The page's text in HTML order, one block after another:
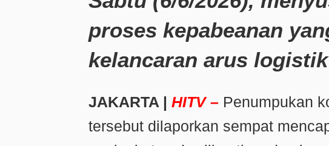
proses kepabeanan
kelancaran arus
JAKARTA | HITV – Penumpukan
tersebut dilaporkan sempat